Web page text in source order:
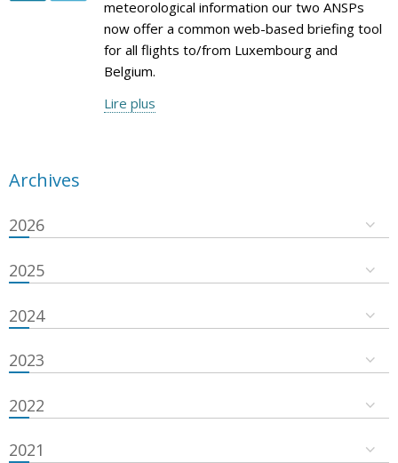
meteorological information our two ANSPs
now offer a common web-based briefing tool
for all flights to/from Luxembourg and
Belgium.
Lire plus
Archives
2026
2025
2024
2023
2022
2021